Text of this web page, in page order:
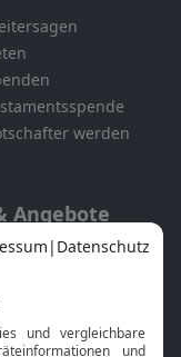
werden
Angebote
App
TV